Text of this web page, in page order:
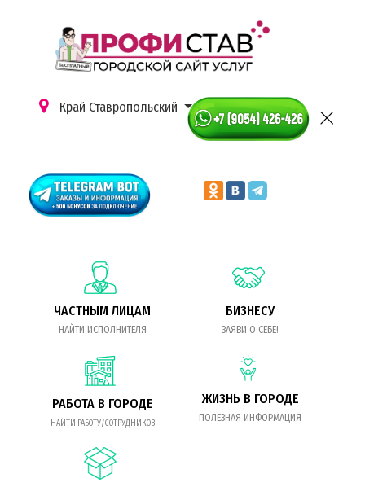
Край Ставропольский
ЧАСТНЫМ ЛИЦАМ
НАЙТИ ИСПОЛНИТЕЛЯ
БИЗНЕСУ
ЗАЯВИ О СЕБЕ!
РАБОТА В ГОРОДЕ
НАЙТИ РАБОТУ/СОТРУДНИКОВ
ЖИЗНЬ В ГОРОДЕ
ПОЛЕЗНАЯ ИНФОРМАЦИЯ